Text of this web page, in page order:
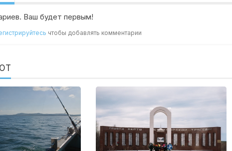
Ваш будет первым!
чтобы добавлять комментарии